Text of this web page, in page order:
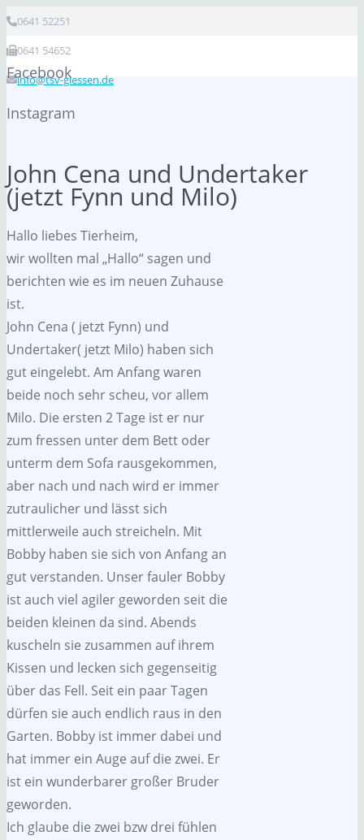
0641 52251
0641 54652
info@tsv-giessen.de
Facebook
Instagram
John Cena und Undertaker
(jetzt Fynn und Milo)
Hallo liebes Tierheim,
wir wollten mal „Hallo“ sagen und
berichten wie es im neuen Zuhause
ist.
John Cena ( jetzt Fynn) und
Undertaker( jetzt Milo) haben sich
gut eingelebt. Am Anfang waren
beide noch sehr scheu, vor allem
Milo. Die ersten 2 Tage ist er nur
zum fressen unter dem Bett oder
unterm dem Sofa rausgekommen,
aber nach und nach wird er immer
zutraulicher und lässt sich
mittlerweile auch streicheln. Mit
Bobby haben sie sich von Anfang an
gut verstanden. Unser fauler Bobby
ist auch viel agiler geworden seit die
beiden kleinen da sind. Abends
kuscheln sie zusammen auf ihrem
Kissen und lecken sich gegenseitig
über das Fell. Seit ein paar Tagen
dürfen sie auch endlich raus in den
Garten. Bobby ist immer dabei und
hat immer ein Auge auf die zwei. Er
ist ein wunderbarer großer Bruder
geworden.
Ich glaube die zwei bzw drei fühlen